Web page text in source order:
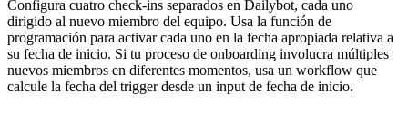
Configura cuatro check-ins separados en Dailybot, cada uno
dirigido al nuevo miembro del equipo. Usa la función de
programación para activar cada uno en la fecha apropiada relativa a
su fecha de inicio. Si tu proceso de onboarding involucra múltiples
nuevos miembros en diferentes momentos, usa un workflow que
calcule la fecha del trigger desde un input de fecha de inicio.